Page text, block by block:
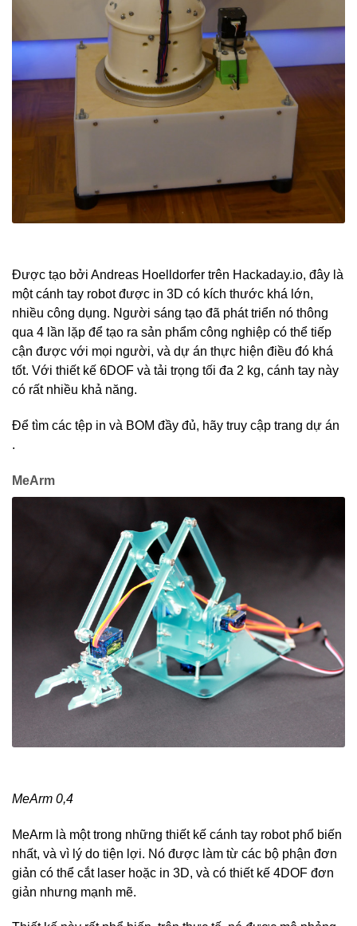
Được tạo bởi Andreas Hoelldorfer trên Hackaday.io, đây là
một cánh tay robot được in 3D có kích thước khá lớn,
nhiều công dụng. Người sáng tạo đã phát triển nó thông
qua 4 lần lặp để tạo ra sản phẩm công nghiệp có thể tiếp
cận được với mọi người, và dự án thực hiện điều đó khá
tốt. Với thiết kế 6DOF và tải trọng tối đa 2 kg, cánh tay này
có rất nhiều khả năng.
Để tìm các tệp in và BOM đầy đủ, hãy truy cập trang dự án
.
MeArm
MeArm 0,4
MeArm là một trong những thiết kế cánh tay robot phổ biến
nhất, và vì lý do tiện lợi. Nó được làm từ các bộ phận đơn
giản có thể cắt laser hoặc in 3D, và có thiết kế 4DOF đơn
giản nhưng mạnh mẽ.